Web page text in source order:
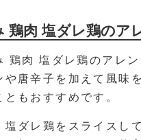
鶏肉 塩ダレ鶏のア
鶏肉 塩ダレ鶏のアレ
や唐辛子を加えて風味
ともおすすめです。
塩ダレ鶏をスライスし